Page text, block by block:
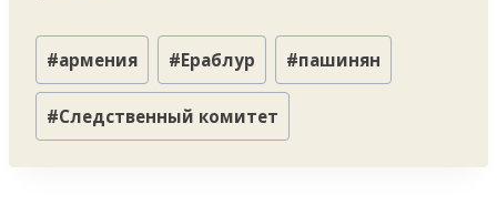
Метки
записи:
#армения #Ераблур #пашинян
#Следственный комитет